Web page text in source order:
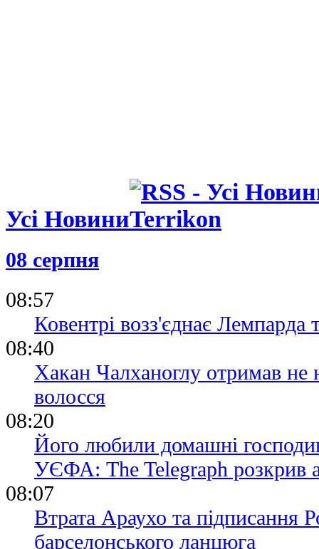
Усі Новини
08 серпня
08:57
Ковентрі возз'єднає Лемпарда
08:40
Хакан Чалханоглу отримав не
волосся
08:20
Його любили домашні
УЄФА: The Telegraph розкрив
08:07
Втрата Араухо та підписання
барселонського ланцюга